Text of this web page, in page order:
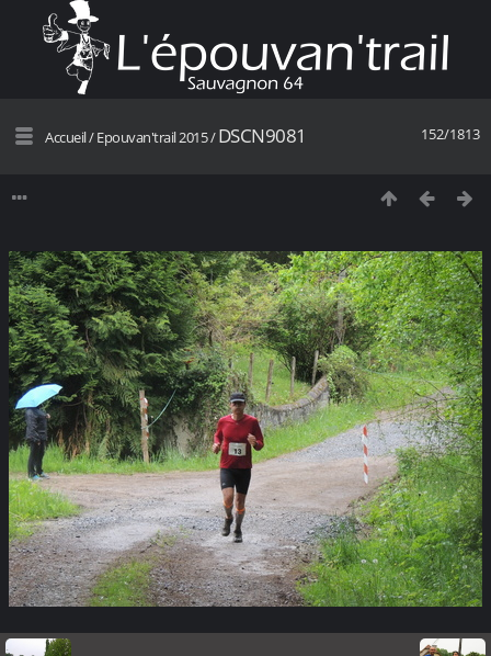
152/1813
Accueil/Epouvan'trail 2015/DSCN9081